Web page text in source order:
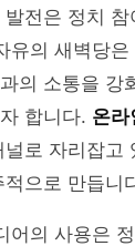
전은 정치
유의 새벽당
의 소통을 강
합니다. 온라
널로 자리잡고
으로 만듭니
어의 사용은